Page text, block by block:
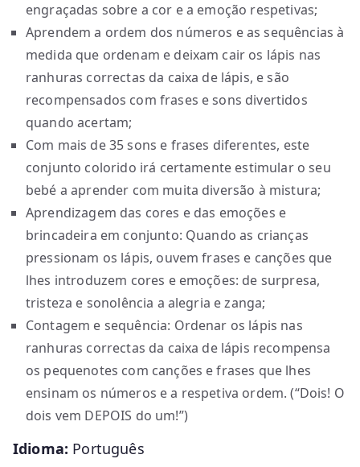
engraçadas sobre a cor e a emoção respetivas;
Aprendem a ordem dos números e as sequências à
medida que ordenam e deixam cair os lápis nas
ranhuras correctas da caixa de lápis, e são
recompensados com frases e sons divertidos
quando acertam;
Com mais de 35 sons e frases diferentes, este
conjunto colorido irá certamente estimular o seu
bebé a aprender com muita diversão à mistura;
Aprendizagem das cores e das emoções e
brincadeira em conjunto: Quando as crianças
pressionam os lápis, ouvem frases e canções que
lhes introduzem cores e emoções: de surpresa,
tristeza e sonolência a alegria e zanga;
Contagem e sequência: Ordenar os lápis nas
ranhuras correctas da caixa de lápis recompensa
os pequenotes com canções e frases que lhes
ensinam os números e a respetiva ordem. (“Dois! O
dois vem DEPOIS do um!”)
Idioma: Português